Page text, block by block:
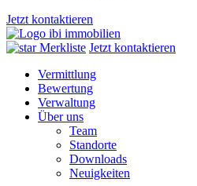
Jetzt kontaktieren
Merkliste Jetzt kontaktieren
Vermittlung
Bewertung
Verwaltung
Über uns
Team
Standorte
Downloads
Neuigkeiten